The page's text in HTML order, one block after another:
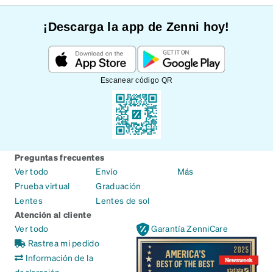
¡Descarga la app de Zenni hoy!
Escanear código QR
Preguntas frecuentes
Ver todo
Prueba virtual
Lentes
Envío
Graduación
Lentes de sol
Más
Atención al cliente
Ver todo
Rastrea mi pedido
Información de la
Garantía ZenniCare